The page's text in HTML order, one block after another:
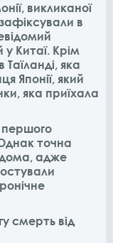
викликаної
в
Китаї. Крім
Таїланді, яка
Японії, який
яка приїхала
першого
точна
адже
смерть від